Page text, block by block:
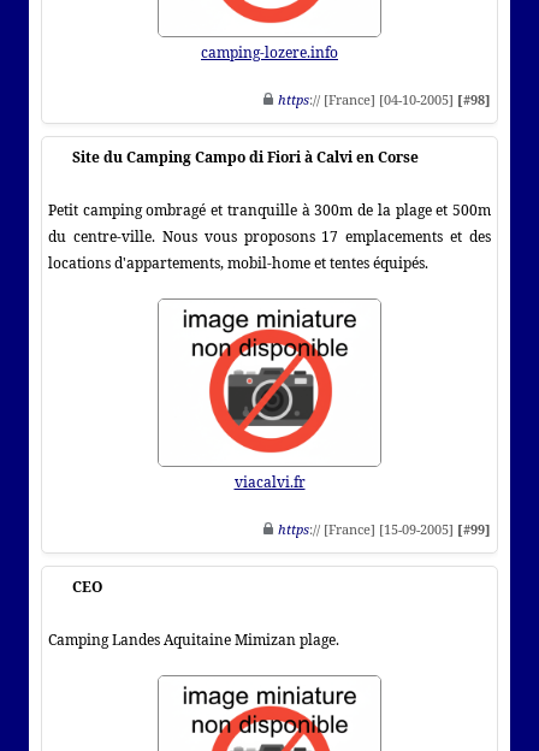
camping-lozere.info
https:// [France] [04-10-2005] [#98]
Site du Camping Campo di Fiori à Calvi en Corse
Petit camping ombragé et tranquille à 300m de la plage et 500m
du centre-ville. Nous vous proposons 17 emplacements et des
locations d'appartements, mobil-home et tentes équipés.
viacalvi.fr
https:// [France] [15-09-2005] [#99]
CEO
Camping Landes Aquitaine Mimizan plage.